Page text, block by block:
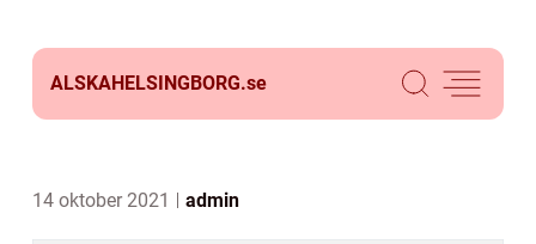
ALSKAHELSINGBORG.se
14 oktober 2021 admin